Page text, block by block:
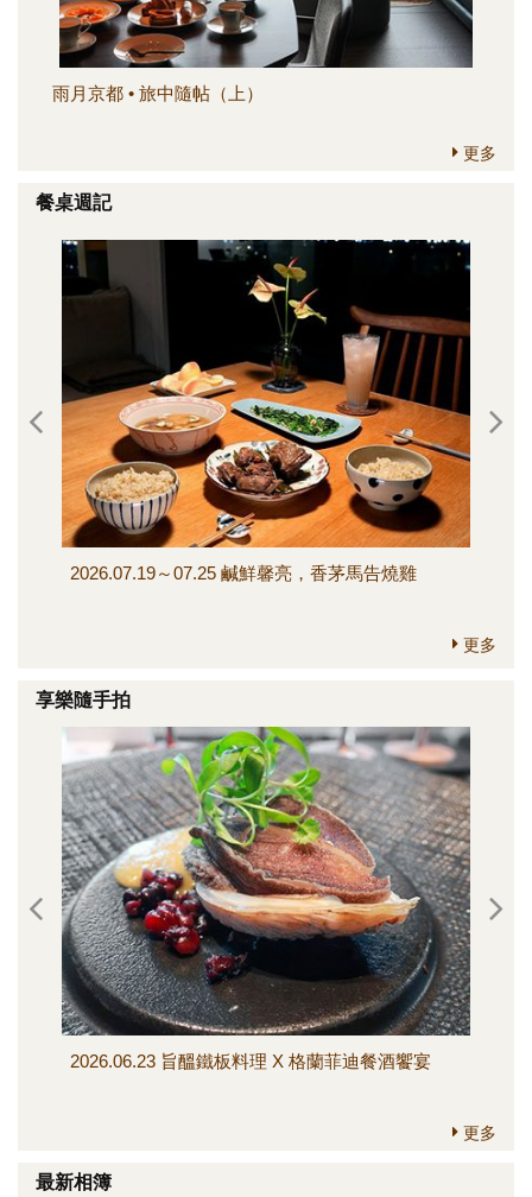
雨月京都 • 旅中隨帖（上）
更多
餐桌週記
2026.07.19～07.25 鹹鮮馨亮，香茅馬告燒雞
更多
享樂隨手拍
2026.06.23 旨醞鐵板料理 X 格蘭菲迪餐酒饗宴
更多
最新相簿